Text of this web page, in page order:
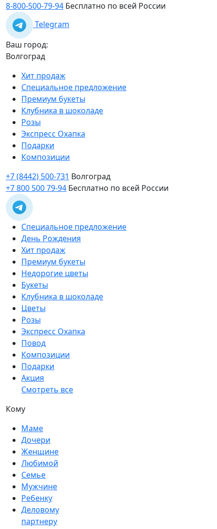
8-800-500-79-94 Бесплатно по всей России
Telegram
Ваш город:
Волгоград
Хит продаж
Специальное предложение
Премиум букеты
Клубника в шоколаде
Розы
Экспресс Охапка
Подарки
Композиции
+7 (8442) 500-731 Волгоград
+7 800 500 79-94 Бесплатно по всей России
Специальное предложение
День Рождения
Хит продаж
Премиум букеты
Недорогие цветы
Букеты
Клубника в шоколаде
Цветы
Розы
Экспресс Охапка
Повод
Композиции
Подарки
Акция
Смотреть все
Кому
Маме
Дочери
Женщине
Любимой
Семье
Мужчине
Ребенку
Деловому
партнеру